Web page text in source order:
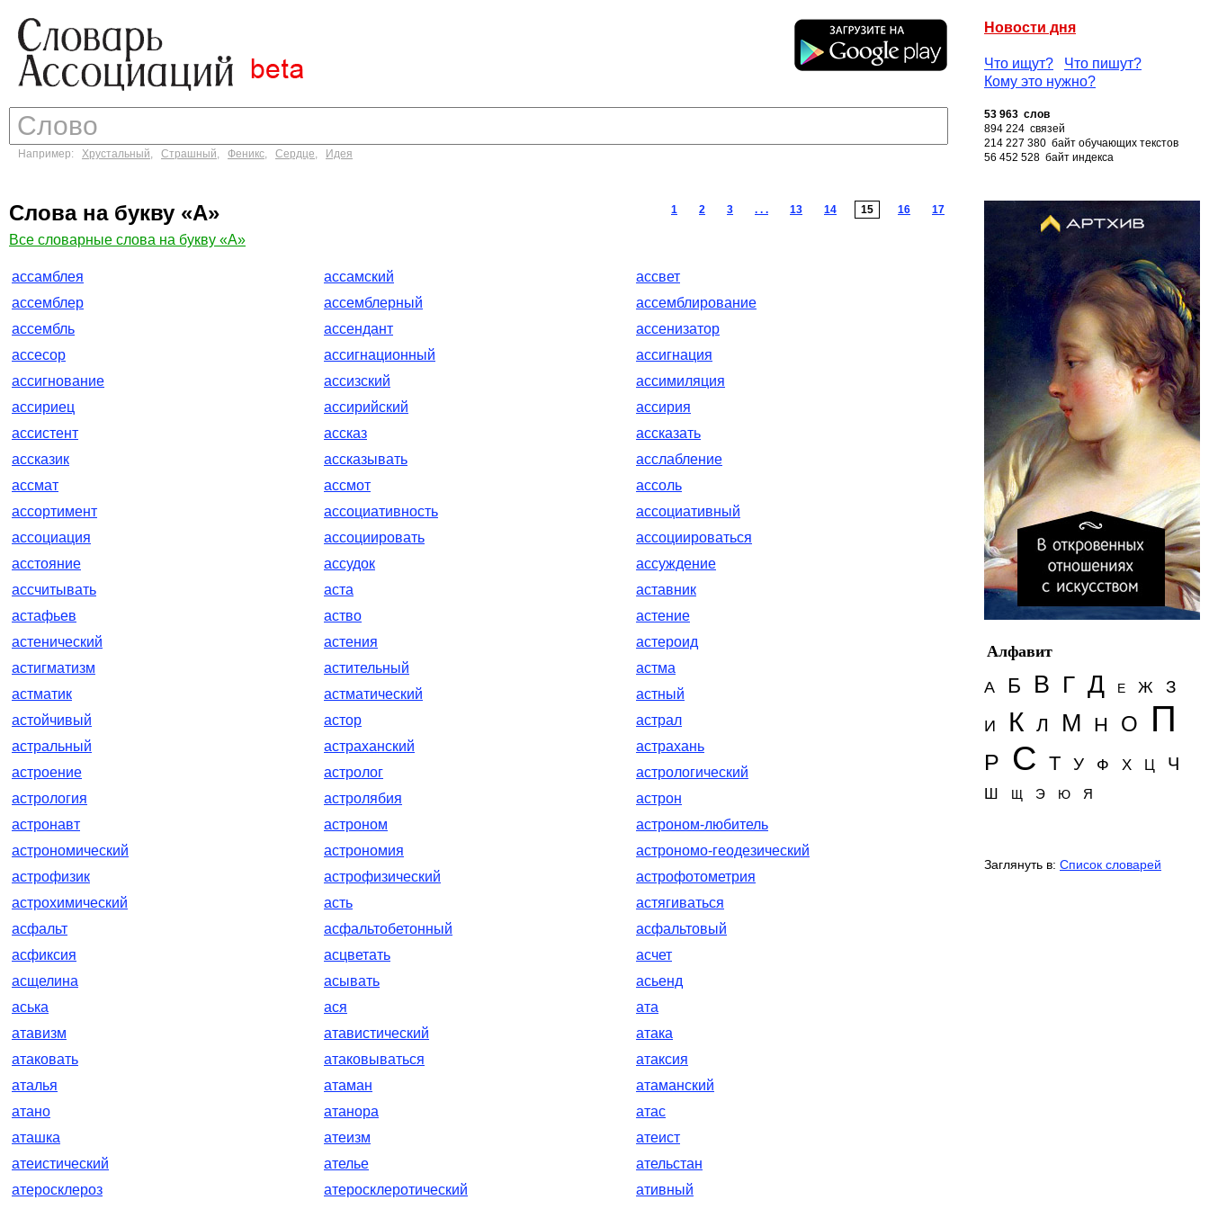
Новости дня
Что ищут?
Что пишут?
Кому это нужно?
Например: Хрустальный, Страшный, Феникс, Сердце, Идея
53 963 слов
894 224 связей
214 227 380 байт обучающих текстов
56 452 528 байт индекса
Слова на букву «А» 1 2 3 . . . 13 14 15 16 17
Все словарные слова на букву «А»
ассамблея ассамский
ассвет
ассемблер
ассемблерный
ассемблирование
ассембль
ассендант
ассенизатор
ассесор
ассигнационный
ассигнация
ассигнование
ассизский
ассимиляция
ассириец
ассирийский
ассирия
ассистент
ассказ
ассказать
ассказик
ассказывать
асслабление
ассмат
ассмот
ассоль
ассортимент
ассоциативность
ассоциативный
ассоциация
ассоциировать
ассоциироваться
асстояние
ассудок
ассуждение
ассчитывать
аста
аставник
астафьев
аство
астение
астенический
астения
астероид
астигматизм
астительный
астма
астматик
астматический
астный
астойчивый
астор
астрал
астральный
астраханский
астрахань
астроение
астролог
астрологический
астрология
астролябия
астрон
астронавт
астроном
астроном-любитель
астрономический
астрономия
астрономо-геодезический
астрофизик
астрофизический
астрофотометрия
астрохимический
асть
астягиваться
асфальт
асфальтобетонный
асфальтовый
асфиксия
асцветать
асчет
асщелина
асывать
асьенд
аська
ася
ата
атавизм
атавистический
атака
атаковать
атаковываться
атаксия
аталья
атаман
атаманский
атано
атанора
атас
аташка
атеизм
атеист
атеистический
ателье
ательстан
атеросклероз
атеросклеротический
ативный
Алфавит
А
Б В Г Д Е Ж З
И К Л М Н О П
Р С Т У Ф Х Ц Ч
Ш Щ Э Ю Я
Заглянуть в: Список словарей